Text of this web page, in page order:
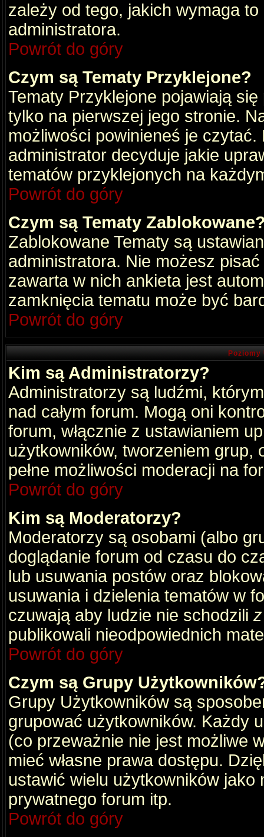
zależy od tego, jakich wymaga
administratora.
Powrót do góry
Czym są Tematy Przyklejone?
Tematy Przyklejone pojawiają
tylko na pierwszej jego stronie.
możliwości powinieneś je czytać.
administrator decyduje jakie
tematów przyklejonych na
Powrót do góry
Czym są Tematy
Zablokowane Tematy są
administratora. Nie możesz
zawarta w nich ankieta jest
zamknięcia tematu może być
Powrót do góry
Kim są Administratorzy?
Administratorzy są ludźmi,
nad całym forum. Mogą oni
forum, włącznie z ustawianiem
użytkowników, tworzeniem grup,
pełne możliwości moderacji na
Powrót do góry
Kim są Moderatorzy?
Moderatorzy są osobami (albo
doglądanie forum od czasu do
lub usuwania postów oraz
usuwania i dzielenia tematów w
czuwają aby ludzie nie schodzili
publikowali nieodpowiednich
Powrót do góry
Czym są Grupy
Grupy Użytkowników są
grupować użytkowników. Każdy
(co przeważnie nie jest możliwe
mieć własne prawa dostępu.
ustawić wielu użytkowników
prywatnego forum itp.
Powrót do góry